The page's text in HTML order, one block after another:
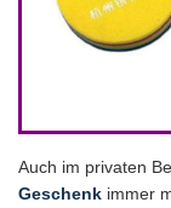
Auch im privaten
Geschenk immer